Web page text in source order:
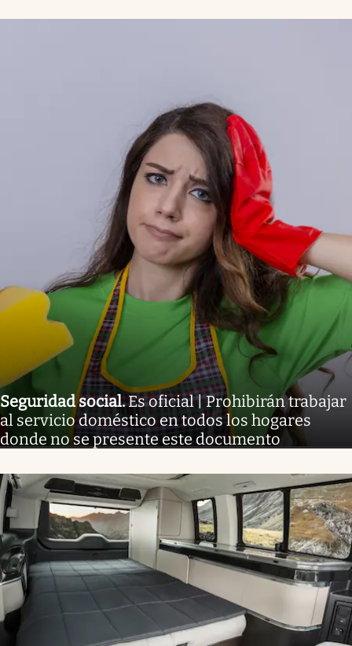
Seguridad social.Es oficial | Prohibirán trabajar
al servicio doméstico en todos los hogares
donde no se presente este documento